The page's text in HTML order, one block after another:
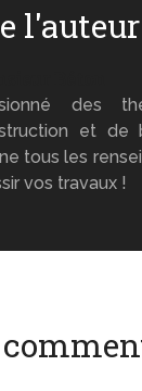
l'auteur
des
et de
tous les
vos travaux !